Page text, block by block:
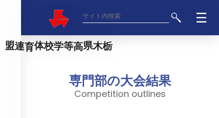
専門部の大会結果
Competition outlines